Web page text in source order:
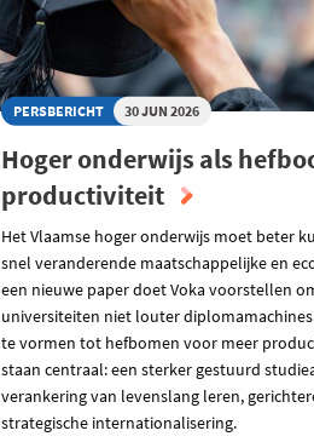
PERSBERICHT 30 JUN 2026
Hoger onderwijs als
productiviteit
Het Vlaamse hoger onderwijs moet beter
snel veranderende maatschappelijke en
een nieuwe paper doet Voka voorstellen
universiteiten niet louter
te vormen tot hefbomen voor meer
staan centraal: een sterker gestuurd
verankering van levenslang leren,
strategische internationalisering.